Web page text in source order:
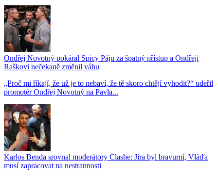
Ondřej Novotný pokáral Spicy Páju za špatný přístup a Ondřeji
Raškovi nečekaně změnil váhu
„Proč mi říkají, že už je to nebaví, že tě skoro chtějí vyhodit?“ udeřil
promotér Ondřej Novotný na Pavla...
Karlos Benda srovnal moderátory Clashe: Jíra byl bravurní, Vláďa
musí zapracovat na nestrannosti